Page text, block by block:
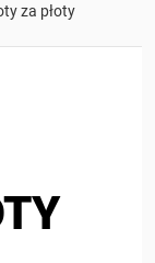
za płoty